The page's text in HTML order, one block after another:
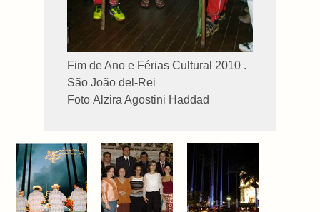
Fim de Ano e Férias Cultural 2010 .
São João del-Rei
Foto Alzira Agostini Haddad